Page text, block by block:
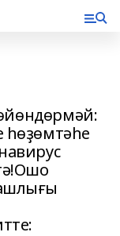
һөҙөмтәһе